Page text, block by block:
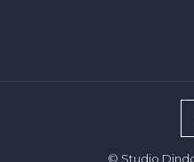
© Studio